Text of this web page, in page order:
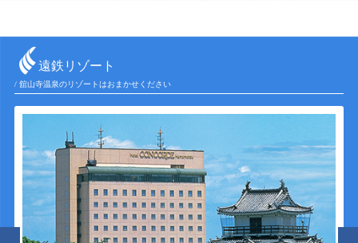
遠鉄リゾート
/ 舘山寺温泉のリゾートはおまかせください